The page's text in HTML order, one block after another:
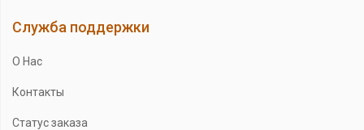
Служба поддержки
О Нас
Контакты
Статус заказа